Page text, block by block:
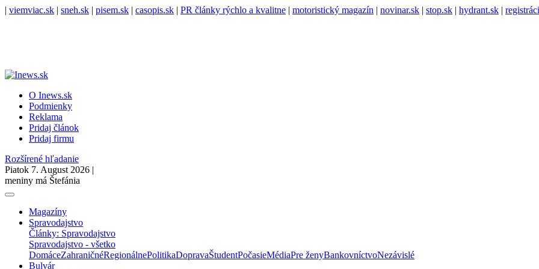
| viemviac.sk | sneh.sk | pisem.sk | casopis.sk | PR články rýchlo a kvalitne | motoristický magazín | novinar.sk | stop.sk | hydrant.sk |
O Inews.sk
Podmienky
Reklama
Pridaj článok
Pridaj firmu
Rozšírené hľadanie
Piatok 7. August 2026 |
meniny má Štefánia
Magazíny
Spravodajstvo
Články: Spravodajstvo
Spravodajstvo - všetko
DomáceZahraničnéRegionálnePolitikaDopravaŠtudentPočasieMédiaPre ženyBankovníctvoNezávislé
Bulvár